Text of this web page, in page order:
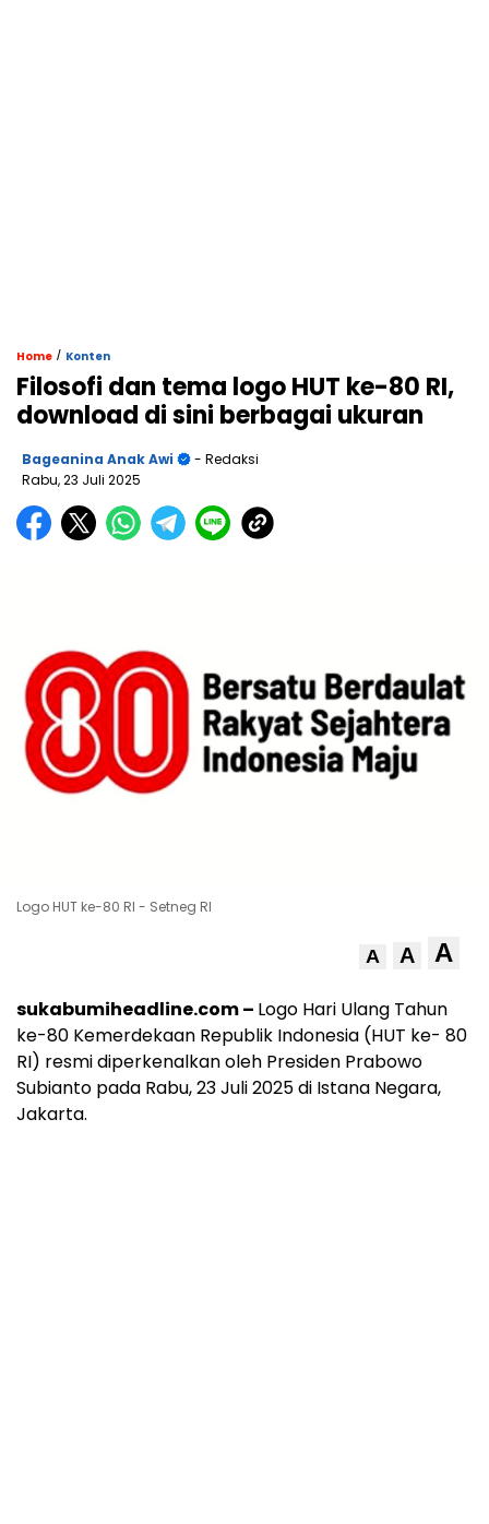
Home / Konten
Filosofi dan tema logo HUT ke-80 RI,
download di sini berbagai ukuran
Bageanina Anak Awi
- Redaksi
Rabu, 23 Juli 2025
Logo HUT ke-80 RI - Setneg RI
A A A
sukabumiheadline.com – Logo Hari Ulang Tahun
ke-80 Kemerdekaan Republik Indonesia (HUT ke- 80
RI) resmi diperkenalkan oleh Presiden Prabowo
Subianto pada Rabu, 23 Juli 2025 di Istana Negara,
Jakarta.